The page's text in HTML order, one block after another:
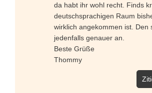
da habt ihr wohl recht. Finds
deutschsprachigen Raum
wirklich angekommen ist. Den
jedenfalls genauer an.
Beste Grüße
Thommy